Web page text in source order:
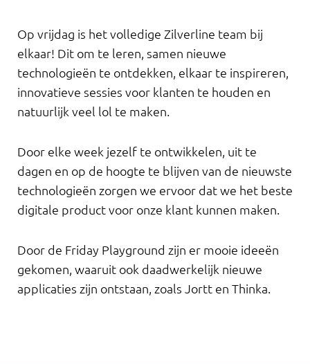
Op vrijdag is het volledige Zilverline team bij
elkaar! Dit om te leren, samen nieuwe
technologieën te ontdekken, elkaar te inspireren,
innovatieve sessies voor klanten te houden en
natuurlijk veel lol te maken.
Door elke week jezelf te ontwikkelen, uit te
dagen en op de hoogte te blijven van de nieuwste
technologieën zorgen we ervoor dat we het beste
digitale product voor onze klant kunnen maken.
Door de Friday Playground zijn er mooie ideeën
gekomen, waaruit ook daadwerkelijk nieuwe
applicaties zijn ontstaan, zoals Jortt en Thinka.